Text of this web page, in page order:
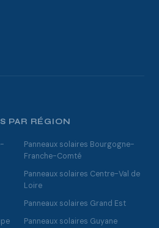
PAR RÉGION
Panneaux solaires Bourgogne-
Franche-Comté
Panneaux solaires Centre-Val de
Loire
Panneaux solaires Grand Est
Panneaux solaires Guyane